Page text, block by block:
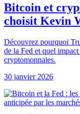
Bitcoin et
choisit Kevin
Découvrez pourquoi
de la Fed et quel
cryptomonnaies.
30 janvier 2026